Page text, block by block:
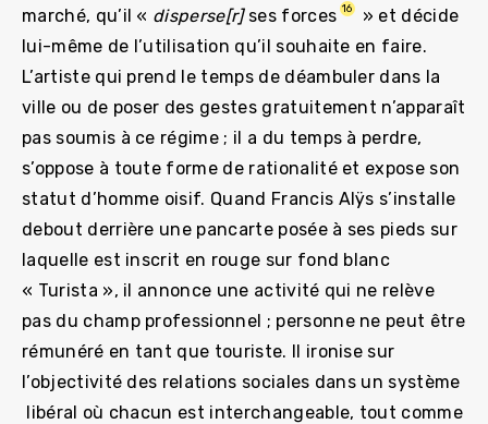
marché, qu’il « disperse[r]ses forces 16
» et décide
lui-même de l’utilisation qu’il souhaite en faire.
L’artiste qui prend le temps de déambuler dans la
ville ou de poser des gestes gratuitement n’apparaît
pas soumis à ce régime ; il a du temps à perdre,
s’oppose à toute forme de rationalité et expose son
statut d’homme oisif. Quand Francis Alÿs s’installe
debout derrière une pancarte posée à ses pieds sur
laquelle est inscrit en rouge sur fond blanc
« Turista », il annonce une activité qui ne relève
pas du champ professionnel ; personne ne peut être
rémunéré en tant que touriste. Il ironise sur
l’objectivité des relations sociales dans un système
libéral où chacun est interchangeable, tout comme